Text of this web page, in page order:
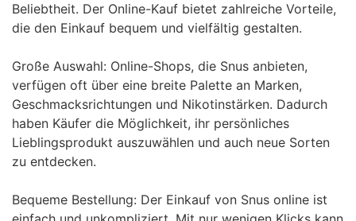
Beliebtheit. Der Online-Kauf bietet zahlreiche Vorteile,
die den Einkauf bequem und vielfältig gestalten.
Große Auswahl: Online-Shops, die Snus anbieten,
verfügen oft über eine breite Palette an Marken,
Geschmacksrichtungen und Nikotinstärken. Dadurch
haben Käufer die Möglichkeit, ihr persönliches
Lieblingsprodukt auszuwählen und auch neue Sorten
zu entdecken.
Bequeme Bestellung: Der Einkauf von Snus online ist